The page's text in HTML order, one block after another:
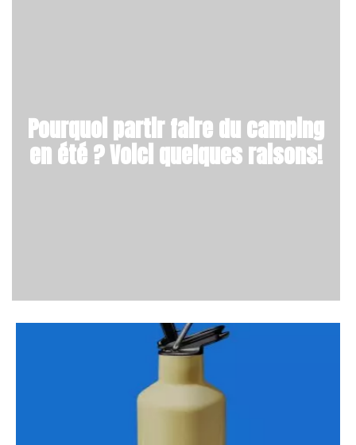
Pourquoi partir faire du camping
en été ? Voici quelques raisons!